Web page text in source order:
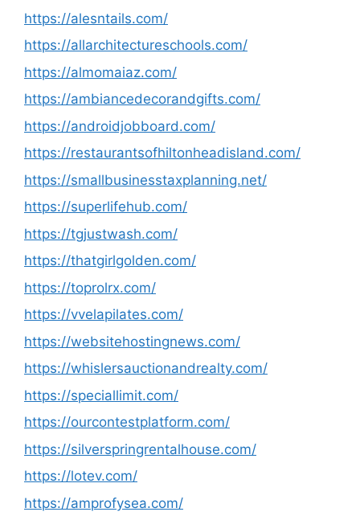
https://alesntails.com/
https://allarchitectureschools.com/
https://almomaiaz.com/
https://ambiancedecorandgifts.com/
https://androidjobboard.com/
https://restaurantsofhiltonheadisland.com/
https://smallbusinesstaxplanning.net/
https://superlifehub.com/
https://tgjustwash.com/
https://thatgirlgolden.com/
https://toprolrx.com/
https://vvelapilates.com/
https://websitehostingnews.com/
https://whislersauctionandrealty.com/
https://speciallimit.com/
https://ourcontestplatform.com/
https://silverspringrentalhouse.com/
https://lotev.com/
https://amprofysea.com/